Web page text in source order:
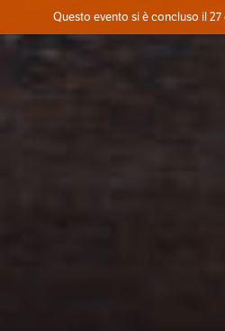
Dove
Questo evento si è concluso il